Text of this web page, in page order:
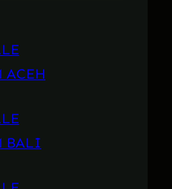
ACEH
BALI